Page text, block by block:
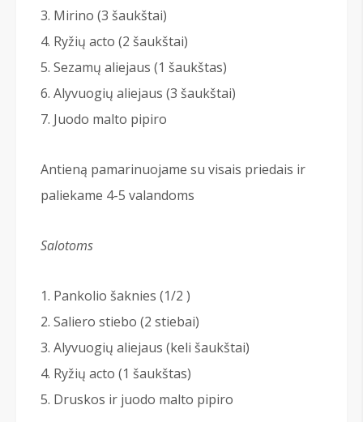
Mirino (3 šaukštai)
Ryžių acto (2 šaukštai)
Sezamų aliejaus (1 šaukštas)
Alyvuogių aliejaus (3 šaukštai)
Juodo malto pipiro
Antieną pamarinuojame su visais priedais ir
paliekame 4-5 valandoms
Salotoms
Pankolio šaknies (1/2 )
Saliero stiebo (2 stiebai)
Alyvuogių aliejaus (keli šaukštai)
Ryžių acto (1 šaukštas)
Druskos ir juodo malto pipiro